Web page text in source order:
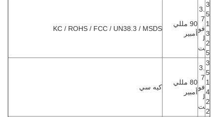
3
5
1
3
2
5
3.
7
فو
ل
ت
90 مللي
أمبير
KC / ROHS / FCC / UN38.3 / MSDS
3
5
1
4
2
2
3.
7
فو
ل
ت
80 مللي
أمبير
كيه سي